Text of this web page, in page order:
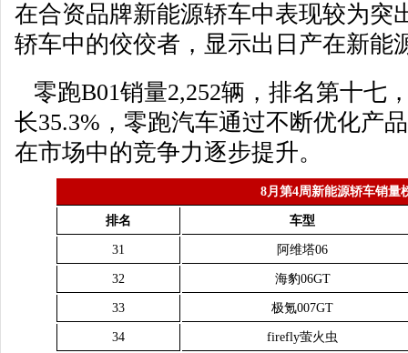
在合资品牌新能源轿车中表现较为突
轿车中的佼佼者，显示出日产在新能
零跑B01销量2,252辆，排名第十七
长35.3%，零跑汽车通过不断优化产
在市场中的竞争力逐步提升。
8月第4周新能源轿车销量
排名 车型
31 阿维塔06
32 海豹06GT
33 极氪007GT
34 firefly萤火虫